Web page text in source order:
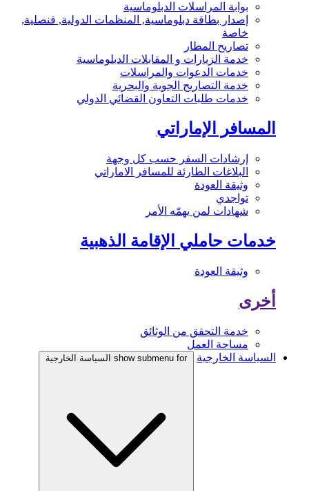
بوابة المراسلات الدبلوماسية
إصدار بطاقة دبلوماسية, المنظمات الدولية, قنصلية,
خاصة
تصاريح المطار
خدمة الزيارات و المقابلات الدبلوماسية
خدمات الدعوات والمراسلات
خدمة التصاريح الجوية والبحرية
خدمات طلبات التعاون القضائي الدولي
المسافر الإماراتي
إرشادات السفر حسب كل وجهة
البلاغات الطارئة للمسافر الاماراتي
وثيقة العودة
تواجدي
شهادات لمن يهمّه الأمر
خدمات حاملي الإقامة الذهبية
وثيقة العودة
أخرى
خدمة التحقق من الوثائق
مساحة العمل
السياسة الخارجية
show submenu for السياسة الخارجية